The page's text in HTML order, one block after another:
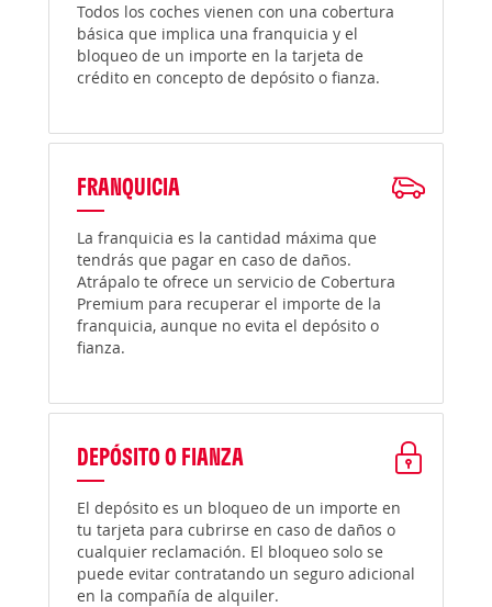
Todos los coches vienen con una cobertura
básica que implica una franquicia y el
bloqueo de un importe en la tarjeta de
crédito en concepto de depósito o fianza.
FRANQUICIA
La franquicia es la cantidad máxima que
tendrás que pagar en caso de daños.
Atrápalo te ofrece un servicio de Cobertura
Premium para recuperar el importe de la
franquicia, aunque no evita el depósito o
fianza.
DEPÓSITO O FIANZA
El depósito es un bloqueo de un importe en
tu tarjeta para cubrirse en caso de daños o
cualquier reclamación. El bloqueo solo se
puede evitar contratando un seguro adicional
en la compañía de alquiler.